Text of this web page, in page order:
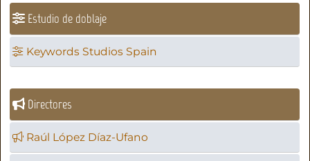
Estudio de doblaje
Keywords Studios Spain
Directores
Raúl López Díaz-Ufano